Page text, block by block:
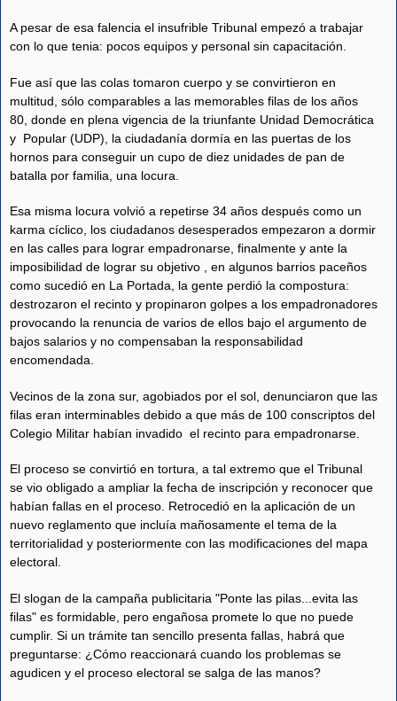
A pesar de esa falencia el insufrible Tribunal empezó a trabajar
con lo que tenia: pocos equipos y personal sin capacitación.
Fue así que las colas tomaron cuerpo y se convirtieron en
multitud, sólo comparables a las memorables filas de los años
80, donde en plena vigencia de la triunfante Unidad Democrática
y Popular (UDP), la ciudadanía dormía en las puertas de los
hornos para conseguir un cupo de diez unidades de pan de
batalla por familia, una locura.
Esa misma locura volvió a repetirse 34 años después como un
karma cíclico, los ciudadanos desesperados empezaron a dormir
en las calles para lograr empadronarse, finalmente y ante la
imposibilidad de lograr su objetivo , en algunos barrios paceños
como sucedió en La Portada, la gente perdió la compostura:
destrozaron el recinto y propinaron golpes a los empadronadores
provocando la renuncia de varios de ellos bajo el argumento de
bajos salarios y no compensaban la responsabilidad
encomendada.
Vecinos de la zona sur, agobiados por el sol, denunciaron que las
filas eran interminables debido a que más de 100 conscriptos del
Colegio Militar habían invadido el recinto para empadronarse.
El proceso se convirtió en tortura, a tal extremo que el Tribunal
se vio obligado a ampliar la fecha de inscripción y reconocer que
habían fallas en el proceso. Retrocedió en la aplicación de un
nuevo reglamento que incluía mañosamente el tema de la
territorialidad y posteriormente con las modificaciones del mapa
electoral.
El slogan de la campaña publicitaria "Ponte las pilas...evita las
filas" es formidable, pero engañosa promete lo que no puede
cumplir. Si un trámite tan sencillo presenta fallas, habrá que
preguntarse: ¿Cómo reaccionará cuando los problemas se
agudicen y el proceso electoral se salga de las manos?